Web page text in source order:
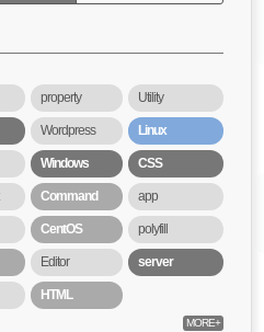
property Utility
Wordpress Linux
Windows CSS
Command app
CentOS polyfill
Editor server
HTML
MORE+